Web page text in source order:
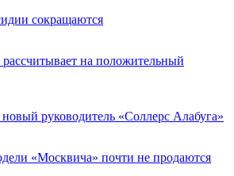
сокращаются
на положительный
руководитель «Соллерс Алабуга»
«Москвича» почти не продаются